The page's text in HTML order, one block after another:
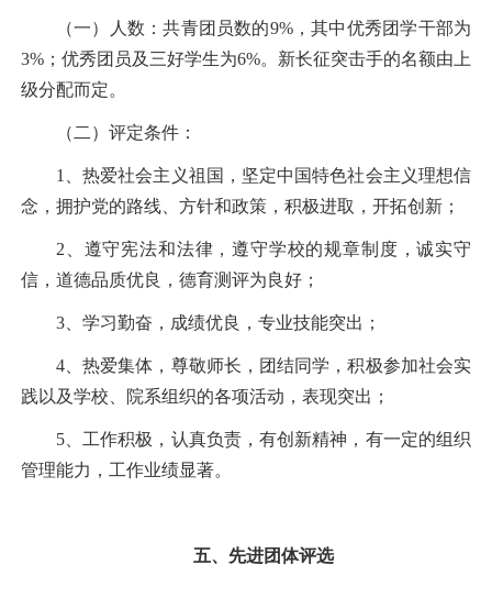
（一）人数：共青团员数的9%，其中优秀团学干部为
3%；优秀团员及三好学生为6%。新长征突击手的名额由上
级分配而定。
（二）评定条件：
1
、热爱社会主义祖国，坚定中国特色社会主义理想信
念，拥护党的路线、方针和政策，积极进取，开拓创新；
2 、遵守宪法和法律，遵守学校的规章制度，诚实守
信，道德品质优良，德育测评为良好；
3、学习勤奋，成绩优良，专业技能突出；
4、热爱集体，尊敬师长，团结同学，积极参加社会实
践以及学校、院系组织的各项活动，表现突出；
5、工作积极，认真负责，有创新精神，有一定的组织
管理能力，工作业绩显著。
五、先进团体评选